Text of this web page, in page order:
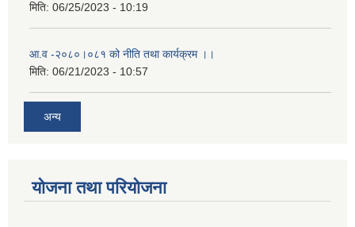
मिति: 06/25/2023 - 10:19
आ.व -२०८०।०८१ को नीति तथा कार्यक्रम ।।
मिति: 06/21/2023 - 10:57
अन्य
योजना तथा परियोजना